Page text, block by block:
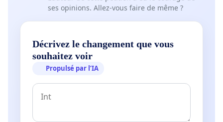
ses opinions. Allez-vous faire de même ?
Décrivez le changement que vous
souhaitez voir
Propulsé par l’IA